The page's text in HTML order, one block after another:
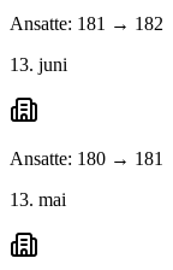
Ansatte: 181 → 182
13. juni
Ansatte: 180 → 181
13. mai